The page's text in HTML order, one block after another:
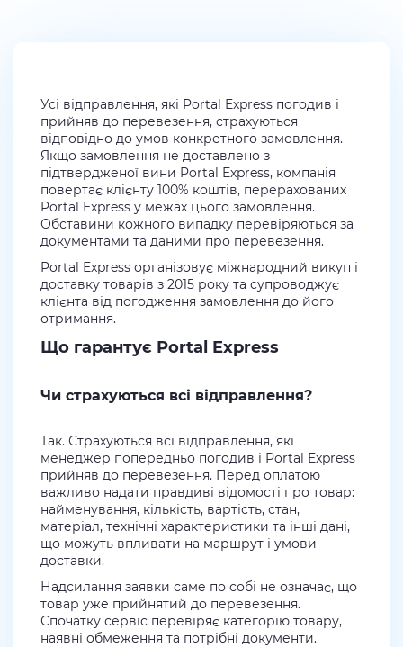
Усі відправлення, які Portal Express погодив і
прийняв до перевезення, страхуються
відповідно до умов конкретного замовлення.
Якщо замовлення не доставлено з
підтвердженої вини Portal Express, компанія
повертає клієнту 100% коштів, перерахованих
Portal Express у межах цього замовлення.
Обставини кожного випадку перевіряються за
документами та даними про перевезення.
Portal Express організовує міжнародний викуп і
доставку товарів з 2015 року та супроводжує
клієнта від погодження замовлення до його
отримання.
Що гарантує Portal Express
Чи страхуються всі відправлення?
Так. Страхуються всі відправлення, які
менеджер попередньо погодив і Portal Express
прийняв до перевезення. Перед оплатою
важливо надати правдиві відомості про товар:
найменування, кількість, вартість, стан,
матеріал, технічні характеристики та інші дані,
що можуть впливати на маршрут і умови
доставки.
Надсилання заявки саме по собі не означає, що
товар уже прийнятий до перевезення.
Спочатку сервіс перевіряє категорію товару,
наявні обмеження та потрібні документи.